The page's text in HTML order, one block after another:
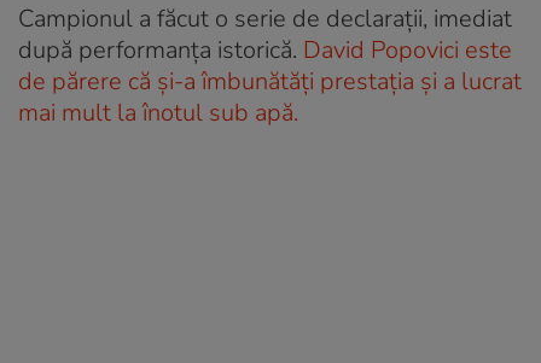
Campionul a făcut o serie de declarații, imediat
după performanța istorică. David Popovici este
de părere că și-a îmbunătăți prestația și a lucrat
mai mult la înotul sub apă.